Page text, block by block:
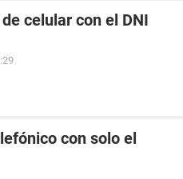
celular con el DNI
con solo el